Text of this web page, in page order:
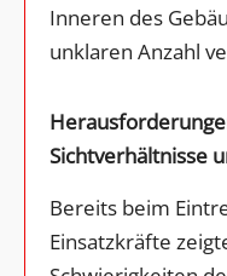
Inneren des
unklaren Anzahl
Sichtverhältnisse
Bereits beim
Einsatzkräfte